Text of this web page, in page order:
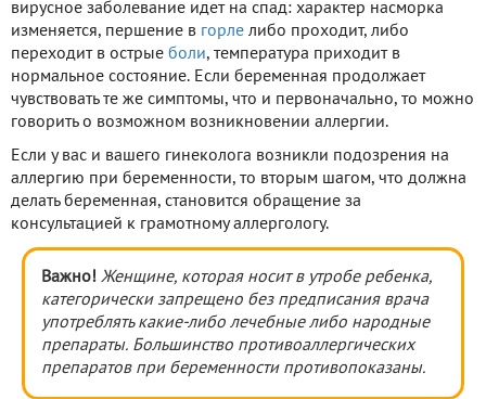
вирусное заболевание идет на спад: характер насморка
изменяется, першение в горле либо проходит, либо
переходит в острые боли, температура приходит в
нормальное состояние. Если беременная продолжает
чувствовать те же симптомы, что и первоначально, то можно
говорить о возможном возникновении аллергии.
Если у вас и вашего гинеколога возникли подозрения на
аллергию при беременности, то вторым шагом, что должна
делать беременная, становится обращение за
консультацией к грамотному аллергологу.
Важно! Женщине, которая носит в утробе ребенка,
категорически запрещено без предписания врача
употреблять какие-либо лечебные либо народные
препараты. Большинство противоаллергических
препаратов при беременности противопоказаны.